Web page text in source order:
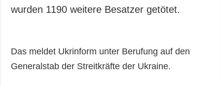
wurden 1190 weitere Besatzer getötet.
Das meldet Ukrinform unter Berufung auf den
Generalstab der Streitkräfte der Ukraine.